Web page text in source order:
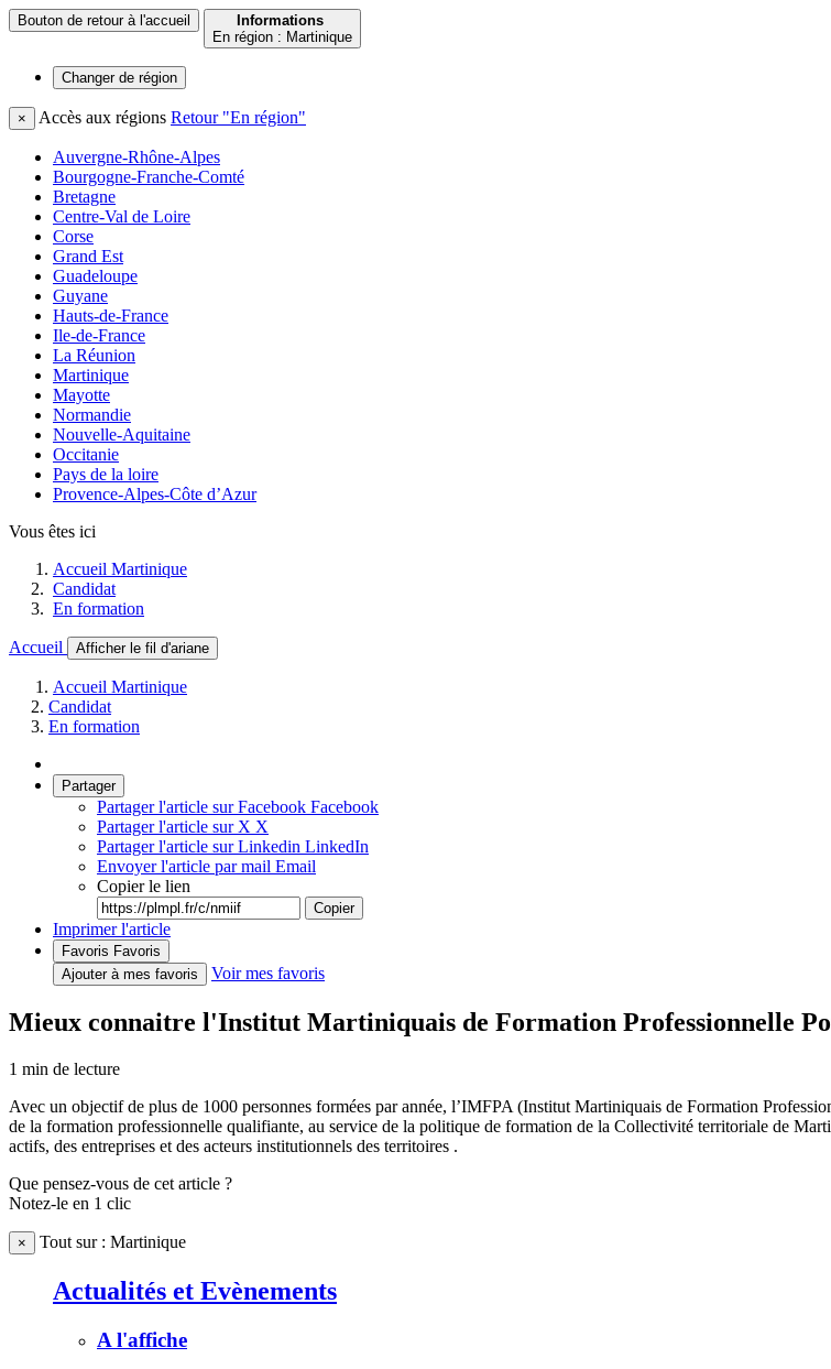
Bouton de retour à l'accueil
Informations
En région : Martinique
Changer de région
× Accès aux régions Retour "En région"
Auvergne-Rhône-Alpes
Bourgogne-Franche-Comté
Bretagne
Centre-Val de Loire
Corse
Grand Est
Guadeloupe
Guyane
Hauts-de-France
Ile-de-France
La Réunion
Martinique
Mayotte
Normandie
Nouvelle-Aquitaine
Occitanie
Pays de la loire
Provence-Alpes-Côte d’Azur
Vous êtes ici
Accueil Martinique
Candidat
En formation
Accueil Afficher le fil d'ariane
Accueil Martinique
Candidat
En formation
Partager
Partager l'article sur Facebook Facebook
Partager l'article sur X X
Partager l'article sur Linkedin LinkedIn
Envoyer l'article par mail Email
Copier le lien
Copier
Imprimer l'article
Favoris Favoris
Ajouter à mes favoris
Voir mes favoris
Mieux connaitre l'Institut Martiniquais de Formation Professionnelle
1 min de lecture
Avec un objectif de plus de 1000 personnes formées par année, l’IMFPA (Institut Martiniquais de Formation
de la formation professionnelle qualifiante, au service de la politique de formation de la Collectivité territoriale de
actifs, des entreprises et des acteurs institutionnels des territoires .
Que pensez-vous de cet article ?
Notez-le en 1 clic
× Tout sur : Martinique
Actualités et Evènements
A l'affiche